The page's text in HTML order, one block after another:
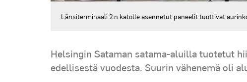
Länsiterminaali 2:n katolle asennetut paneelit tuottivat
Helsingin Sataman satama-aluilla tuotetut
edellisestä vuodesta. Suurin vähenemä oli